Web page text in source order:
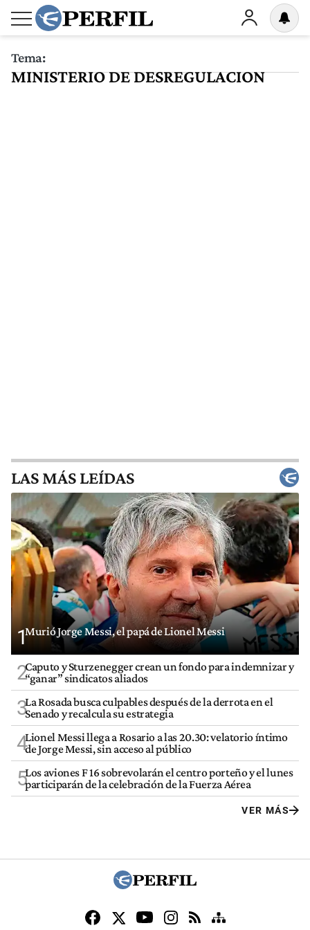
Tema:
MINISTERIO DE DESREGULACION
LAS MÁS LEÍDAS
1Murió Jorge Messi, el papá de Lionel Messi
2Caputo y Sturzenegger crean un fondo para indemnizar y
“ganar” sindicatos aliados
3La Rosada busca culpables después de la derrota en el
Senado y recalcula su estrategia
4Lionel Messi llega a Rosario a las 20.30: velatorio íntimo
de Jorge Messi, sin acceso al público
5Los aviones F 16 sobrevolarán el centro porteño y el lunes
participarán de la celebración de la Fuerza Aérea
VER MÁS